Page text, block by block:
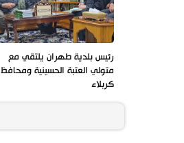
رئيس بلدية طهران يلتقي مع
متولي العتبة الحسينية ومحافظ
كربلاء